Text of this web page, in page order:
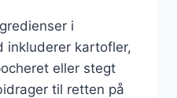
i
kartofler,
eller stegt
til retten på